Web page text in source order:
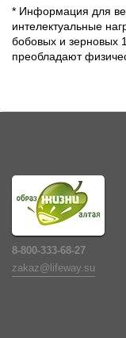
* Информация для
интелектуальные
бобовых и зерновых
преобладают
8-800-333-68-27
zakaz@lifeway.su